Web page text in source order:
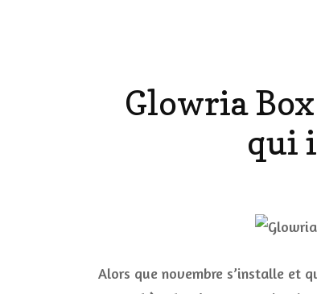
Glowria
qui
Alors que novembre s’installe et